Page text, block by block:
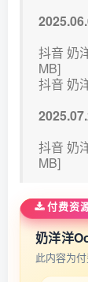
抖音 奶
MB]
抖音 奶
抖音 奶
MB]
此内容为
付费资